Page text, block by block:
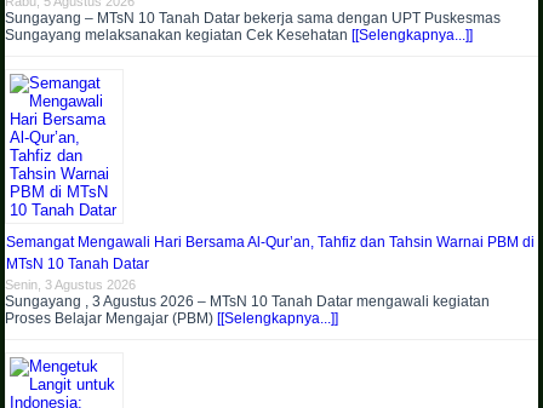
Sungayang – MTsN 10 Tanah Datar bekerja sama dengan UPT Puskesmas
Sungayang melaksanakan kegiatan Cek Kesehatan [[Selengkapnya...]]
Semangat Mengawali Hari Bersama Al-Qur’an, Tahfiz dan Tahsin Warnai PBM di
MTsN 10 Tanah Datar
Senin, 3 Agustus 2026
Sungayang , 3 Agustus 2026 – MTsN 10 Tanah Datar mengawali kegiatan
Proses Belajar Mengajar (PBM) [[Selengkapnya...]]